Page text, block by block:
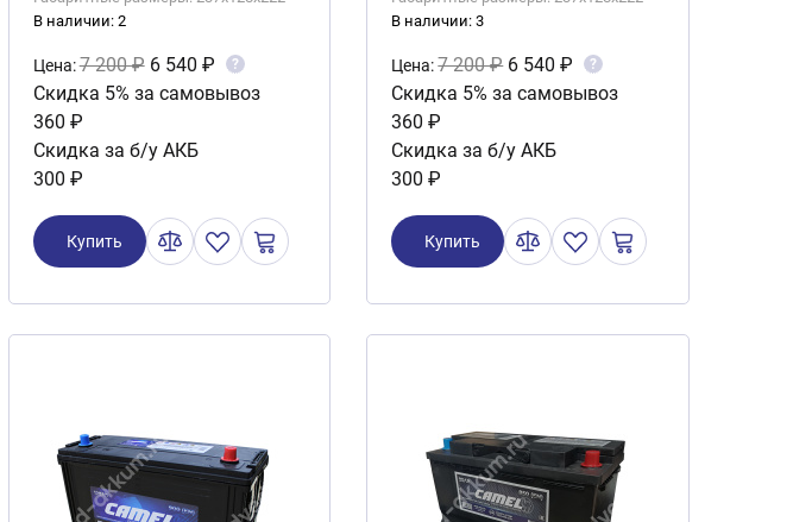
В наличии: 2
Цена:7 200 ₽ 6 540 ₽ ?
Скидка 5% за самовывоз
360 ₽
Скидка за б/у АКБ
300 ₽
Купить
В наличии: 3
Цена:7 200 ₽ 6 540 ₽ ?
Скидка 5% за самовывоз
360 ₽
Скидка за б/у АКБ
300 ₽
Купить